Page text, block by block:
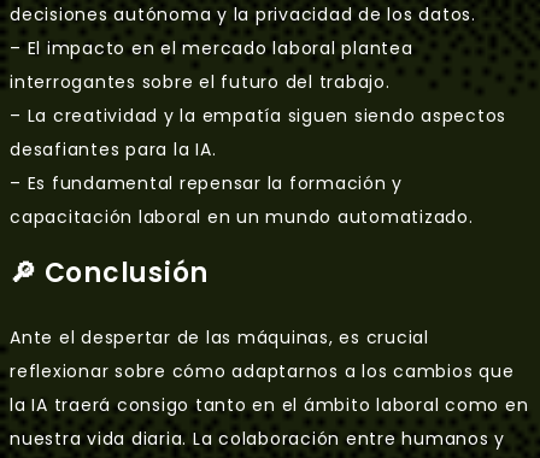
decisiones autónoma y la privacidad de los datos.
– El impacto en el mercado laboral plantea
interrogantes sobre el futuro del trabajo.
– La creatividad y la empatía siguen siendo aspectos
desafiantes para la IA.
– Es fundamental repensar la formación y
capacitación laboral en un mundo automatizado.
🔎 Conclusión
Ante el despertar de las máquinas, es crucial
reflexionar sobre cómo adaptarnos a los cambios que
la IA traerá consigo tanto en el ámbito laboral como en
nuestra vida diaria. La colaboración entre humanos y